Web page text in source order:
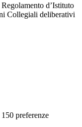
d’Istituto
Collegiali deliberativi
preferenze